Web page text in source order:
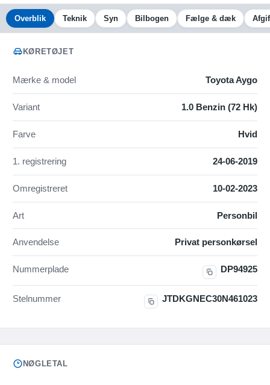
Overblik Teknik Syn Bilbogen Fælge & dæk
KØRETØJET
Mærke & model Toyota Aygo
Variant 1.0 Benzin (72 Hk)
Farve Hvid
1. registrering 24-06-2019
Omregistreret 10-02-2023
Art Personbil
Anvendelse Privat personkørsel
Nummerplade DP94925
Stelnummer JTDKGNEC30N461023
NØGLETAL